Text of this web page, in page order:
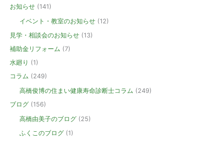
お知らせ (141)
イベント・教室のお知らせ (12)
見学・相談会のお知らせ (13)
補助金リフォーム (7)
水廻り (1)
コラム (249)
高橋俊博の住まい健康寿命診断士コラム (249)
ブログ (156)
高橋由美子のブログ (25)
ふくこのブログ (1)